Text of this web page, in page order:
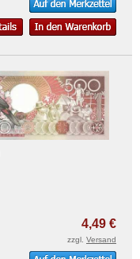
4,49 €
zzgl. Versand